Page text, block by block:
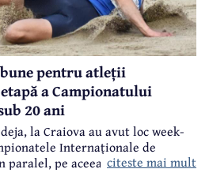
pentru atleții
a Campionatului
20 ani
la Craiova au avut loc week-
Internaționale de
pe aceeași superbă bază
citeste mai mult